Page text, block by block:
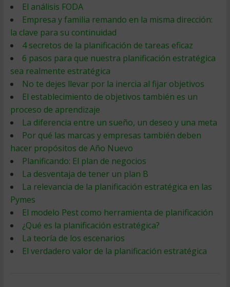
El análisis FODA
Empresa y familia remando en la misma dirección:
la clave para su continuidad
4 secretos de la planificación de tareas eficaz
6 pasos para que nuestra planificación estratégica
sea realmente estratégica
No te dejes llevar por la inercia al fijar objetivos
El establecimiento de objetivos también es un
proceso de aprendizaje
La diferencia entre un sueño, un deseo y una meta
Por qué las marcas y empresas también deben
hacer propósitos de Año Nuevo
Planificando: El plan de negocios
La desventaja de tener un plan B
La relevancia de la planificación estratégica en las
Pymes
El modelo Pest como herramienta de planificación
¿Qué es la planificación estratégica?
La teoría de los escenarios
El verdadero valor de la planificación estratégica